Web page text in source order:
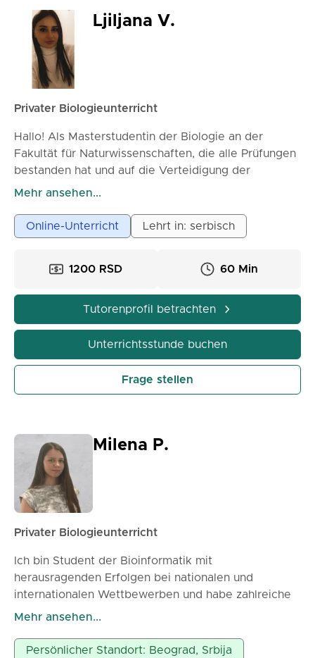
Ljiljana V.
Privater Biologieunterricht
Hallo! Als Masterstudentin der Biologie an der
Fakultät für Naturwissenschaften, die alle Prüfungen
bestanden hat und auf die Verteidigung der
Masterarbeit wartet, weiß ich, wie herausfordernd,
Verbesserung von Noten und der
Prüfungsvorbereitung für Schüler und Eltern sein
Ich möchte Ihnen helfen, Biologie zu verstehen, den
Noten zu verhelfen. Deshalb biete ich Ihnen
außerordentliche Geduld und Unterstützung.
Mein Ziel ist es, Ihnen die schönere und einfachere
Seite der Biologie näherzubringen.
Gemeinsam werden wir dauerhaftes Wissen
aufbauen und eine Verbesserung der Noten
Verständnis des Stoffes zu helfen und nicht nur beim
Lernen.
Mehr ansehen...
Online-Unterricht Lehrt in: serbisch
1200 RSD 60 Min
Tutorenprofil betrachten
Unterrichtsstunde buchen
Frage stellen
Milena P.
Privater Biologieunterricht
Ich bin Student der Bioinformatik mit
herausragenden Erfolgen bei nationalen und
internationalen Wettbewerben und habe zahlreiche
Auszeichnungen für meine Leistungen erhalten.
wenn sie auswendig und ohne Verständnis gelernt
Mehr ansehen...
Persönlicher Standort: Beograd, Srbija